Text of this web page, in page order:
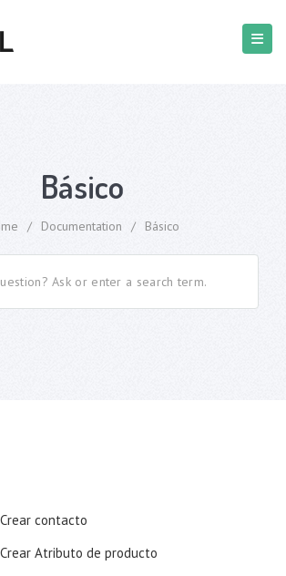
Básico
/ Documentation / Básico
contacto
Atributo de producto